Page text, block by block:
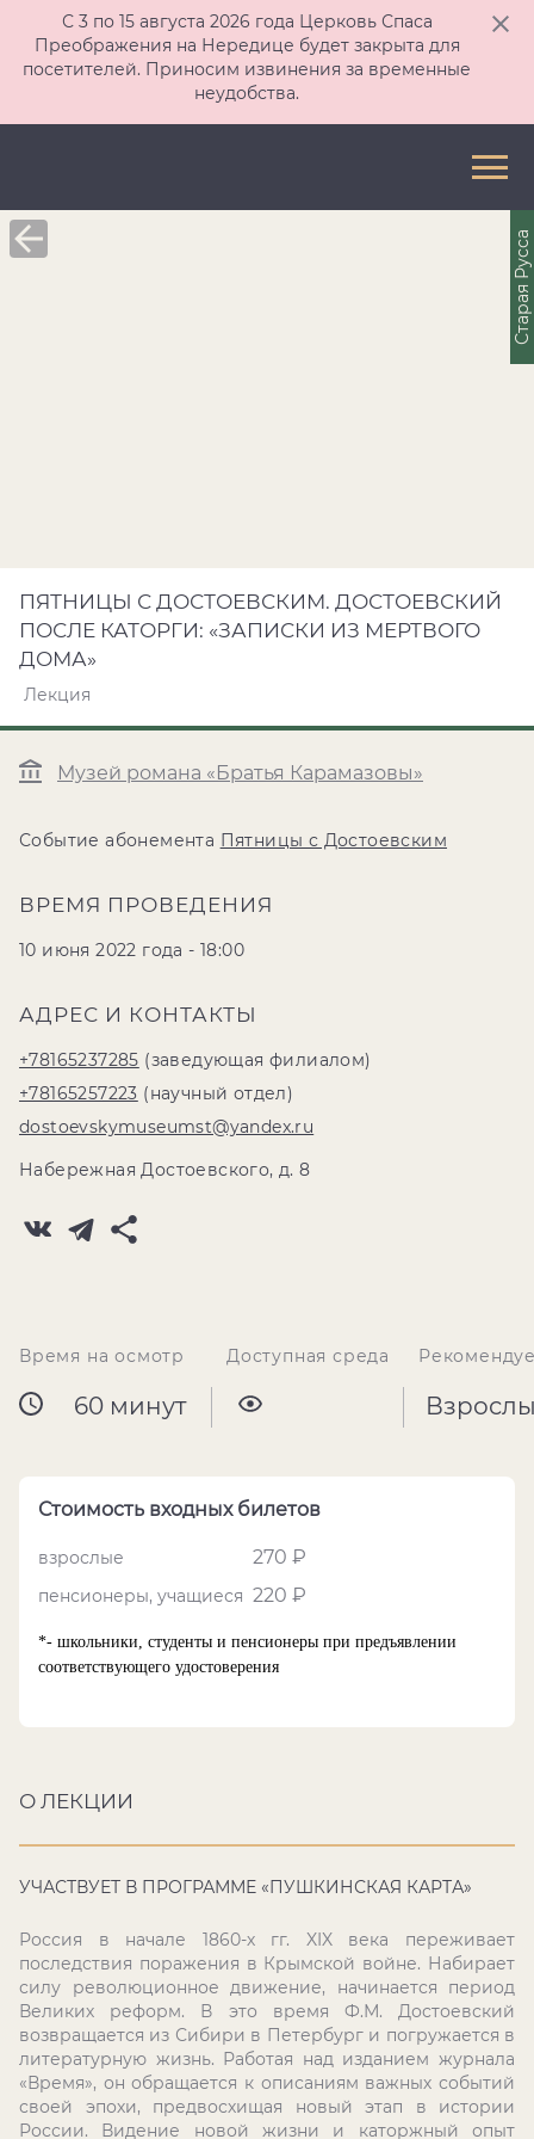
С 3 по 15 августа 2026 года Церковь Спаса
Преображения на Нередице будет закрыта для
посетителей. Приносим извинения за временные
неудобства.
ПЯТНИЦЫ С ДОСТОЕВСКИМ. ДОСТОЕВСКИЙ
ПОСЛЕ КАТОРГИ: «ЗАПИСКИ ИЗ МЕРТВОГО
ДОМА»
Лекция
Музей романа «Братья Карамазовы»
Событие абонемента Пятницы с Достоевским
ВРЕМЯ ПРОВЕДЕНИЯ
10 июня 2022 года - 18:00
АДРЕС И КОНТАКТЫ
+78165237285 (заведующая филиалом)
+78165257223 (научный отдел)
dostoevskymuseumst@yandex.ru
Набережная Достоевского, д. 8
Старая Русса
Время на осмотр
60 минут
Доступная среда
Стоимость входных билетов
взрослые 270 ₽
пенсионеры, учащиеся 220 ₽
*- школьники, студенты и пенсионеры при предъявлении
соответствующего удостоверения
О ЛЕКЦИИ
УЧАСТВУЕТ В ПРОГРАММЕ «ПУШКИНСКАЯ КАРТА»
Россия в начале 1860-х гг. XIXвека переживает
последствия поражения в Крымской войне. Набирает
силу революционное движение, начинается период
Великих реформ. В это время Ф.М. Достоевский
возвращается из Сибири в Петербург и погружается в
литературную жизнь. Работая над изданием журнала
«Время», он обращается к описаниям важных событий
своей эпохи, предвосхищая новый этап в истории
России. Видение новой жизни и каторжный опыт